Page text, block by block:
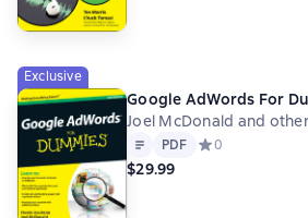
Exclusive
Google AdWords For
Joel McDonald and
Text PDF
PDF Средний
0
$29.99